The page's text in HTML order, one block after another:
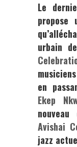
Le
propose
urbain de
en
Ekep
Avishai
jazz